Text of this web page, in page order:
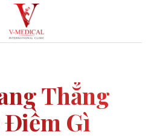
Thẳng
Gì